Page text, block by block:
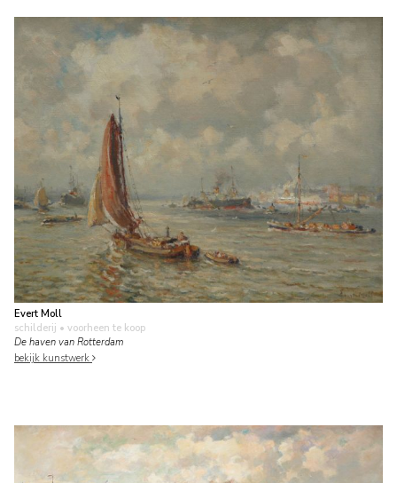
Evert Moll
schilderij • voorheen te koop
De haven van Rotterdam
bekijk kunstwerk